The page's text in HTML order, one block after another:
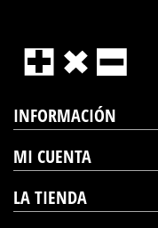
INFORMACIÓN
MI CUENTA
LA TIENDA